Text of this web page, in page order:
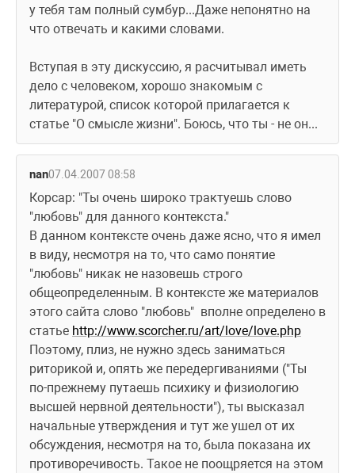
у тебя там полный сумбур...Даже непонятно на
что отвечать и какими словами.
Вступая в эту дискуссию, я расчитывал иметь
дело с человеком, хорошо знакомым с
литературой, список которой прилагается к
статье "О смысле жизни". Боюсь, что ты - не он...
nan07.04.2007 08:58
Корсар: "Ты очень широко трактуешь слово
"любовь" для данного контекста."
В данном контексте очень даже ясно, что я имел
в виду, несмотря на то, что само понятие
"любовь" никак не назовешь строго
общеопределенным. В контексте же материалов
этого сайта слово "любовь"  вполне определено в
статье http://www.scorcher.ru/art/love/love.php
Поэтому, плиз, не нужно здесь заниматься
риторикой и, опять же передергиваниями ("Ты
по-прежнему путаешь психику и физиологию
высшей нервной деятельности"), ты высказал
начальные утверждения и тут же ушел от их
обсуждения, несмотря на то, была показана их
противоречивость. Такое не поощряется на этом